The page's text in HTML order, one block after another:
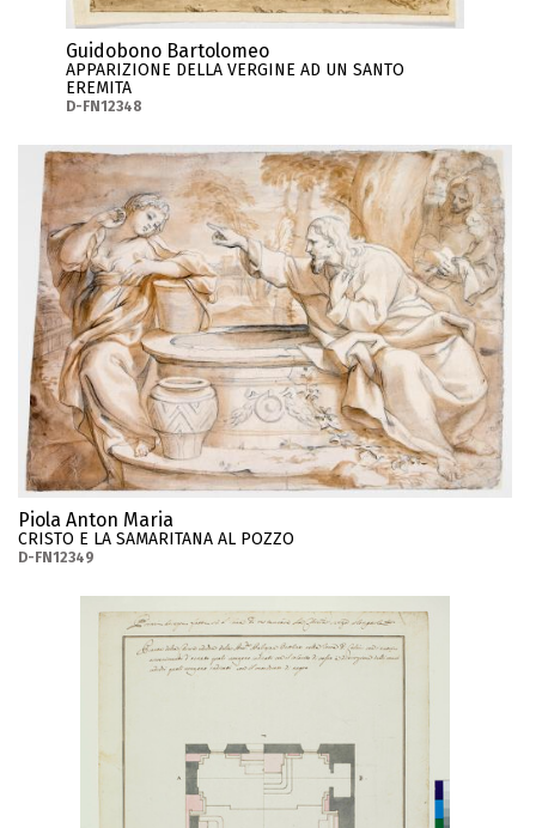
Guidobono Bartolomeo
APPARIZIONE DELLA VERGINE AD UN SANTO
EREMITA
D-FN12348
Piola Anton Maria
CRISTO E LA SAMARITANA AL POZZO
D-FN12349